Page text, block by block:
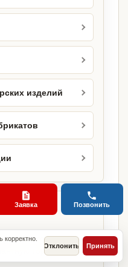
изделий
по этому
городе,
городскую
Отклонить Принять
Заявка Позвонить